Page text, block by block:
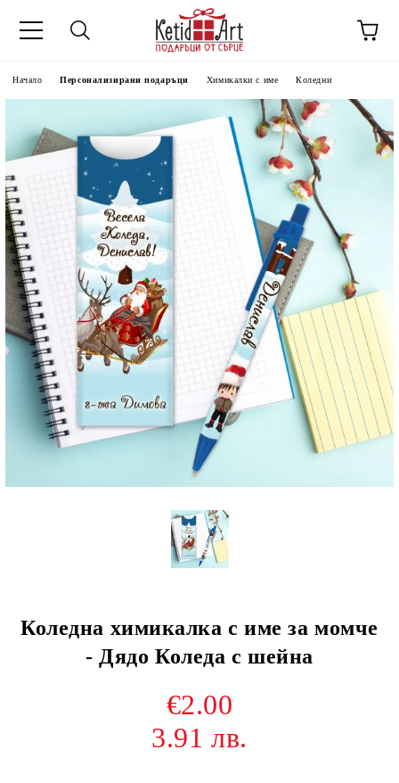
Начало Персонализирани подаръци Химикалки с име Коледни
Коледна химикалка с име за момче
- Дядо Коледа с шейна
€2.00
3.91 лв.